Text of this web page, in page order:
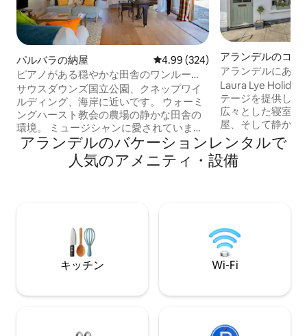
パルバラの納屋 レビュー324件、5つ星中4.99つ
4.99 (324)
ピアノがある穏やかな田舎のワンルー
ム、トラクター小屋
サウスダウンズ国立公園、クネップワイ
ルディング、海岸に近いです。 ウォーミ
ングハースト教会の農場の静かな田舎の
環境。 ミュージシャンに愛されていま
す。美しくて明るくて風通しの良い自炊
式の納屋で、ピアノ、ツインまたはスー
パーキングベッド、設備の整ったキッチ
ライベートなエリアで、周囲から見られ
ることはありません。 2台分の駐車場あり
ます。 美しい田舎に囲まれ、散歩にも最
アランデルのコテ
アランデルにある
ージ
Laura Lye
テージを提供して
広々とした寝室2
屋、そして静かな
のある魅力的な
です。 この犬同伴OKのコテージは、アラ
ンデルの素晴らし
ラ・ライ・ホリデ
リオに加わった素
す。
アランデルのバケーションレンタルで
人気のアメニティ・設備
キッチン Wi-Fi